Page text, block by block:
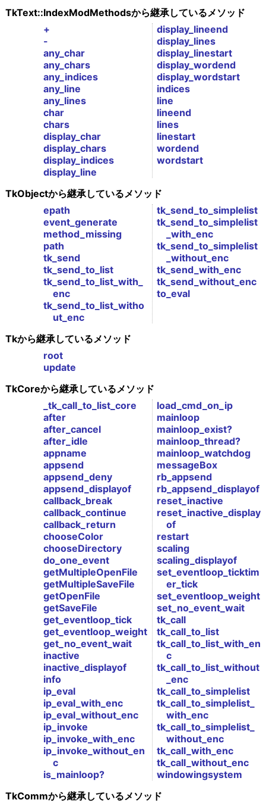
TkText::IndexModMethodsから継承しているメソッド
+
-
any_char
any_chars
any_indices
any_line
any_lines
char
chars
display_char
display_chars
display_indices
display_line
display_lineend
display_lines
display_linestart
display_wordend
display_wordstart
indices
line
lineend
lines
linestart
wordend
wordstart
TkObjectから継承しているメソッド
epath
event_generate
method_missing
path
tk_send
tk_send_to_list
tk_send_to_list_with_
enc
tk_send_to_list_witho
ut_enc
tk_send_to_simplelist
tk_send_to_simplelist
_with_enc
tk_send_to_simplelist
_without_enc
tk_send_with_enc
tk_send_without_enc
to_eval
Tkから継承しているメソッド
root
update
TkCoreから継承しているメソッド
_tk_call_to_list_core
after
after_cancel
after_idle
appname
appsend
appsend_deny
appsend_displayof
callback_break
callback_continue
callback_return
chooseColor
chooseDirectory
do_one_event
getMultipleOpenFile
getMultipleSaveFile
getOpenFile
getSaveFile
get_eventloop_tick
get_eventloop_weight
get_no_event_wait
inactive
inactive_displayof
info
ip_eval
ip_eval_with_enc
ip_eval_without_enc
ip_invoke
ip_invoke_with_enc
ip_invoke_without_en
c
is_mainloop?
load_cmd_on_ip
mainloop
mainloop_exist?
mainloop_thread?
mainloop_watchdog
messageBox
rb_appsend
rb_appsend_displayof
reset_inactive
reset_inactive_display
of
restart
scaling
scaling_displayof
set_eventloop_ticktim
er_tick
set_eventloop_weight
set_no_event_wait
tk_call
tk_call_to_list
tk_call_to_list_with_en
c
tk_call_to_list_without
_enc
tk_call_to_simplelist
tk_call_to_simplelist_
with_enc
tk_call_to_simplelist_
without_enc
tk_call_with_enc
tk_call_without_enc
windowingsystem
TkCommから継承しているメソッド